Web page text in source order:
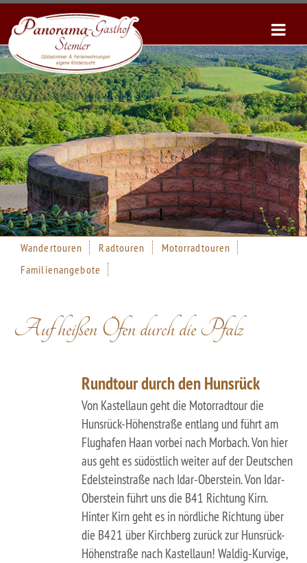
Wandertouren Radtouren
Motorradtouren
Familienangebote
Auf heißen Öfen durch die Pfalz
Rundtour durch den Hunsrück
Von Kastellaun geht die Motorradtour die
Hunsrück-Höhenstraße entlang und führt am
Flughafen Haan vorbei nach Morbach. Von hier
aus geht es südöstlich weiter auf der Deutschen
Edelsteinstraße nach Idar-Oberstein. Von Idar-
Oberstein führt uns die B41 Richtung Kirn.
Hinter Kirn geht es in nördliche Richtung über
die B421 über Kirchberg zurück zur Hunsrück-
Höhenstraße nach Kastellaun! Waldig-Kurvige,